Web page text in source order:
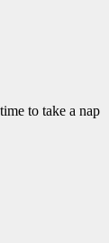
to take a nap